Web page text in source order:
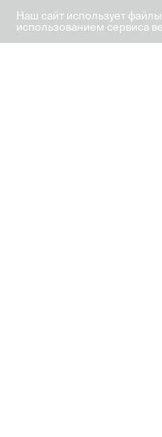
Наш сайт использует
использованием сервиса